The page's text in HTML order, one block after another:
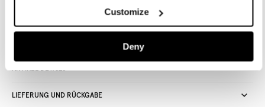
Customize
Deny
im Store
ARTIKEL DETAILS
LIEFERUNG UND RÜCKGABE